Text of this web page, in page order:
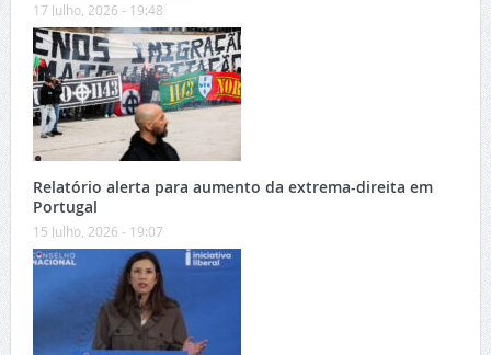
17 Julho, 2026 - 19:48
Relatório alerta para aumento da extrema-direita em
Portugal
15 Julho, 2026 - 19:07